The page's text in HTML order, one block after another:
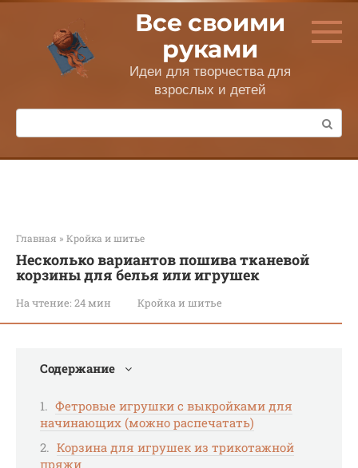
Перейти
контенту
Все своими
руками
Идеи для творчества для
взрослых и детей
Поиск:
Главная » Кройка и шитье
Несколько вариантов пошива тканевой
корзины для белья или игрушек
На чтение: 24 мин Кройка и шитье
Содержание
Фетровые игрушки с выкройками для
начинающих (можно распечатать)
Корзина для игрушек из трикотажной
пряжи